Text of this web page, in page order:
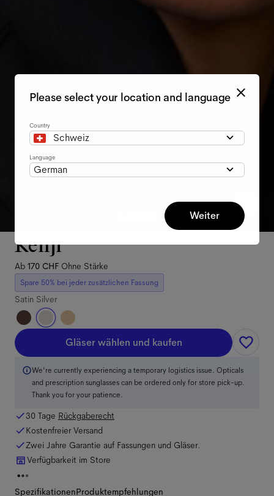
Kenji
Ab 170 CHF Ohne Stärke
Spare 50% bei jeder zusätzlichen Fassung
Satin Silver
Gläser wählen und kaufen
We're currently experiencing a temporary logistics issue. Opticals
and prescription sunglasses can be ordered only for store pick-up.
Thank you for your patience.
30 Tage Rückgaberecht
Kostenfreier Versand
Zwei Jahre Garantie auf Fassungen und Gläser.
Verfügbarkeit im Store
SpezifikationenProduktempfehlungen
Please select your location and language
Country
Schweiz
Language
German
Weiter